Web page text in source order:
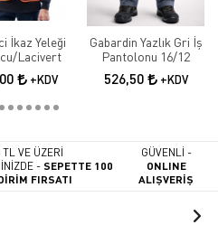
İkaz Yeleği
Lacivert
+KDV
Gabardin Yazlık Gri İş
Pantolonu 16/12
526,50 +KDV
TL VE ÜZERİ
-SEPETTE 100
FIRSATI
GÜVENLİ -
ONLINE
ALIŞVERİŞ